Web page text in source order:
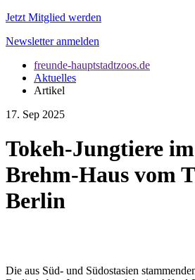
Jetzt Mitglied werden
Newsletter anmelden
freunde-hauptstadtzoos.de
Aktuelles
Artikel
17. Sep 2025
Tokeh-Jungtiere
Brehm-Haus vom
Berlin
Die aus Süd- und Südostasien